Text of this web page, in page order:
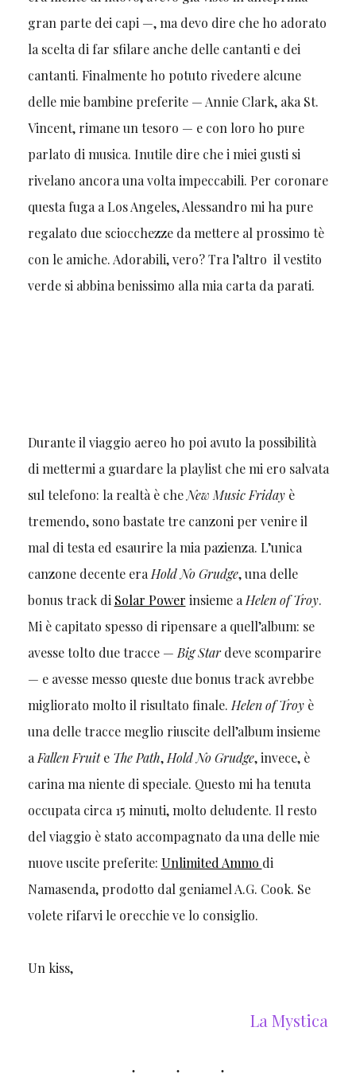
gran parte dei capi —, ma devo dire che ho adorato
la scelta di far sfilare anche delle cantanti e dei
cantanti. Finalmente ho potuto rivedere alcune
delle mie bambine preferite — Annie Clark, aka St.
Vincent, rimane un tesoro — e con loro ho pure
parlato di musica. Inutile dire che i miei gusti si
rivelano ancora una volta impeccabili. Per coronare
questa fuga a Los Angeles, Alessandro mi ha pure
regalato due sciocchezze da mettere al prossimo tè
con le amiche. Adorabili, vero? Tra l’altro il vestito
verde si abbina benissimo alla mia carta da parati.
Durante il viaggio aereo ho poi avuto la possibilità
di mettermi a guardare la playlist che mi ero salvata
sul telefono: la realtà è cheNew Music Friday è
tremendo, sono bastate tre canzoni per venire il
mal di testa ed esaurire la mia pazienza. L’unica
canzone decente eraHold No Grudge, una delle
bonus track di Solar Power insieme aHelen of Troy.
Mi è capitato spesso di ripensare a quell’album: se
avesse tolto due tracce —Big Stardeve scomparire
— e avesse messo queste due bonus track avrebbe
migliorato molto il risultato finale.Helen of Troyè
una delle tracce meglio riuscite dell’album insieme
aFallen Fruite The Path,Hold No Grudge, invece, è
carina ma niente di speciale. Questo mi ha tenuta
occupata circa 15 minuti, molto deludente. Il resto
del viaggio è stato accompagnato da una delle mie
nuove uscite preferite: Unlimited Ammo di
Namasenda, prodotto dal geniamel A.G. Cook. Se
volete rifarvi le orecchie ve lo consiglio.
Un kiss,
La Mystica